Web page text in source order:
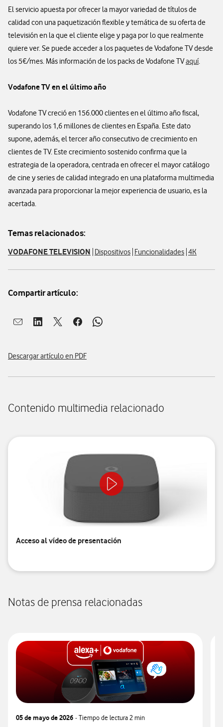
El servicio apuesta por ofrecer la mayor variedad de títulos de
calidad con una paquetización flexible y temática de su oferta de
televisión en la que el cliente elige y paga por lo que realmente
quiere ver. Se puede acceder a los paquetes de Vodafone TV desde
los 5€/mes. Más información de los packs de Vodafone TVaquí.
Vodafone TV en el último año
Vodafone TV creció en 156.000 clientes en el último año fiscal,
superando los 1,6 millones de clientes en España. Este dato
supone, además, el tercer año consecutivo de crecimiento en
clientes de TV. Este crecimiento sostenido confirma que la
estrategia de la operadora, centrada en ofrecer el mayor catálogo
de cine y series de calidad integrado en una plataforma multimedia
avanzada para proporcionar la mejor experiencia de usuario, es la
acertada.
Temas relacionados:
VODAFONE TELEVISION Dispositivos Funcionalidades 4K
Compartir artículo:
Abrir ventana para compartir en mail
Abrir ventana para compartir en linkedin
Abrir ventana para compartir en twitter
Abrir ventana para compartir en facebook
Abrir ventana para compartir en
Descargar artículo en PDF
Contenido multimedia relacionado
Acceso al vídeo de presentación
Notas de prensa relacionadas
05 de mayo de 2026 - Tiempo de lectura2 min